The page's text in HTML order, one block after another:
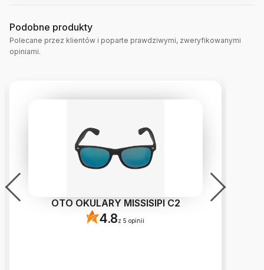
Podobne produkty
Polecane przez klientów i poparte prawdziwymi, zweryfikowanymi
opiniami.
OTO OKULARY MISSISIPI C2
4.8z 5 opinii